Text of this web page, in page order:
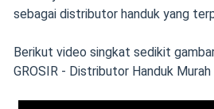
sebagai distributor handuk yang
Berikut video singkat sedikit
GROSIR - Distributor Handuk Murah